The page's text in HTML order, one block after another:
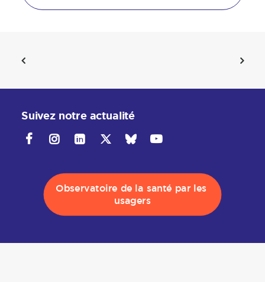
Suivez notre actualité
Observatoire de la santé par les
usagers